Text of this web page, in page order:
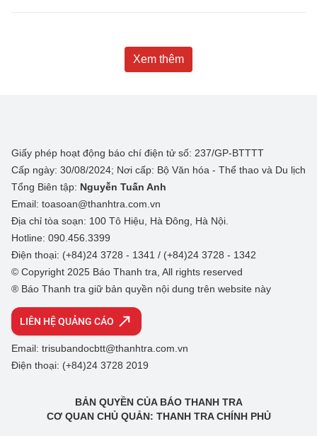
Xem thêm
Giấy phép hoạt động báo chí điện tử số: 237/GP-BTTTT
Cấp ngày: 30/08/2024; Nơi cấp: Bộ Văn hóa - Thể thao và Du lịch
Tổng Biên tập: Nguyễn Tuấn Anh
Email: toasoan@thanhtra.com.vn
Địa chỉ tòa soạn: 100 Tô Hiệu, Hà Đông, Hà Nội.
Hotline: 090.456.3399
Điện thoại: (+84)24 3728 - 1341 / (+84)24 3728 - 1342
© Copyright 2025 Báo Thanh tra, All rights reserved
® Báo Thanh tra giữ bản quyền nội dung trên website này
LIÊN HỆ QUẢNG CÁO
Email: trisubandocbtt@thanhtra.com.vn
Điện thoại: (+84)24 3728 2019
BẢN QUYỀN CỦA BÁO THANH TRA
CƠ QUAN CHỦ QUẢN: THANH TRA CHÍNH PHỦ